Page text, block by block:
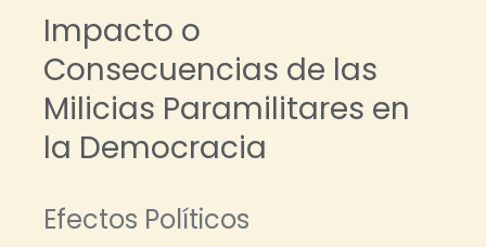
Impacto o
Consecuencias de las
Milicias Paramilitares en
la Democracia
Efectos Políticos